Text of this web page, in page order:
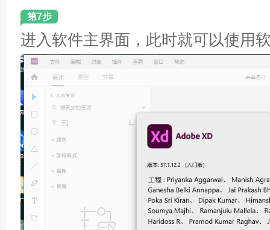
第7步
进入软件主界面，此时就可以使用